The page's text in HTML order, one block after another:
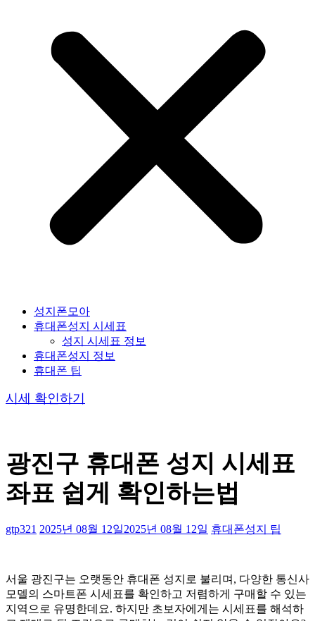
성지폰모아
휴대폰성지 시세표
성지 시세표 정보
휴대폰성지 정보
휴대폰 팁
시세 확인하기
광진구 휴대폰 성지 시세표
좌표 쉽게 확인하는법
gtp321 2025년 08월 12일2025년 08월 12일 휴대폰성지 팁
서울 광진구는 오랫동안 휴대폰 성지로 불리며, 다양한 통신사
모델의 스마트폰 시세표를 확인하고 저렴하게 구매할 수 있는
지역으로 유명한데요. 하지만 초보자에게는 시세표를 해석하